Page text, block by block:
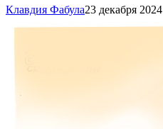
Клавдия Фабула23 декабря 2024